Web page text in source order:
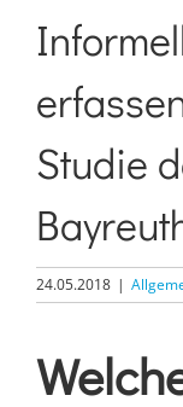
Studie
24.05.2018 |